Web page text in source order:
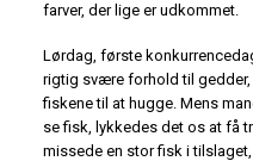
farver, der lige er udkommet.
Lørdag, første
rigtig svære forhold til gedder,
fiskene til at hugge. Mens
se fisk, lykkedes det os at få
missede en stor fisk i